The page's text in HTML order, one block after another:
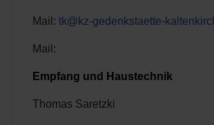
Mail: tk@kz-gedenkstaette-
Mail:
Empfang und Haustechnik
Thomas Saretzki